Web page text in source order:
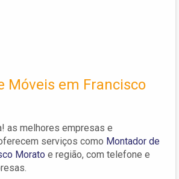
Móveis em Francisco
as melhores empresas e
serviços como Montador de
Morato e região, com telefone e